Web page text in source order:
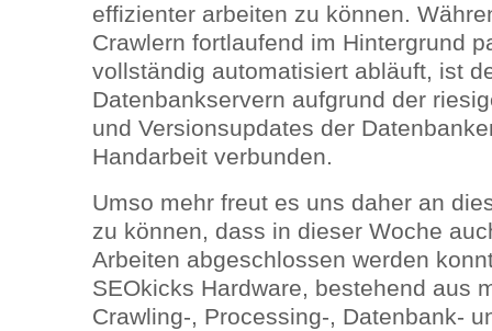
effizienter arbeiten zu können.
Crawlern fortlaufend im Hintergrund
vollständig automatisiert abläuft, ist
Datenbankservern aufgrund der
und Versionsupdates der
Handarbeit verbunden.
Umso mehr freut es uns daher an
zu können, dass in dieser Woche
Arbeiten abgeschlossen werden
SEOkicks Hardware, bestehend aus
Crawling-, Processing-, Datenbank-